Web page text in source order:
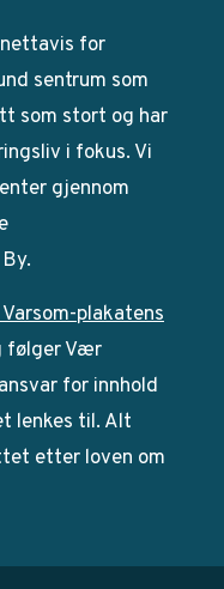
for
sentrum som
som stort og har
i fokus. Vi
gjennom
plakatens
følger Vær
for innhold
lenkes til. Alt
etter loven om